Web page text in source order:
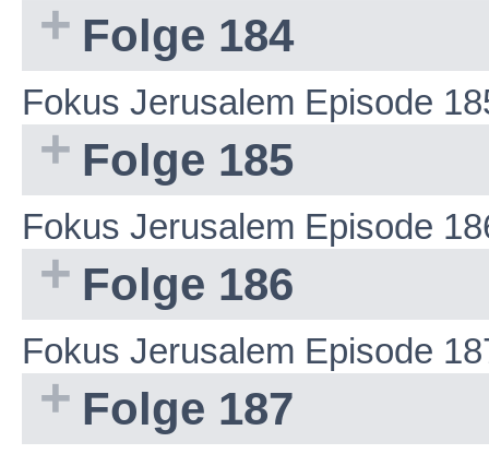
Folge 184
Fokus Jerusalem Episode
Folge 185
Fokus Jerusalem Episode
Folge 186
Fokus Jerusalem Episode
Folge 187